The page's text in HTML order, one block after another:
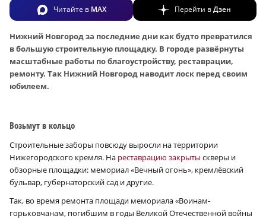
Читайте в MAX Перейти вДзен
Нижний Новгород за последние дни как будто превратился
в большую строительную площадку. В городе развёрнуты
масштабные работы по благоустройству, реставрации,
ремонту. Так Нижний Новгород наводит лоск перед своим
юбилеем.
Возьмут в кольцо
Строительные заборы повсюду выросли на территории
Нижегородского кремля. На реставрацию закрыты скверы и
обзорные площадки: мемориал «Вечный огонь», кремлёвский
бульвар, губернаторский сад и другие.
Так, во время ремонта площади мемориала «Воинам-
горьковчанам, погибшим в годы Великой Отечественной войны